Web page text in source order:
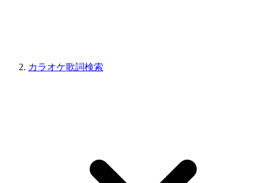
カラオケ歌詞検索